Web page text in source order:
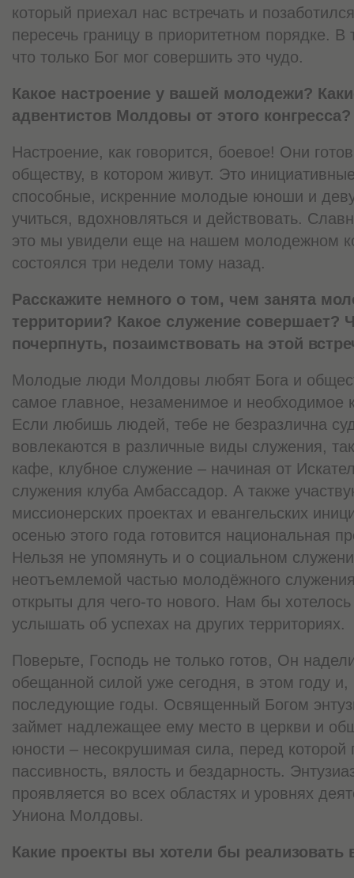
который приехал нас встречать и
пересечь границу в приоритетном порядке.
что только Бог мог совершить это чудо.
Какое настроение у вашей молодежи?
адвентистов Молдовы от этого конгресса?
Настроение, как говорится, боевое! Они
обществу, в котором живут. Это
способные, искренние молодые юноши и
учиться, вдохновляться и действовать.
это мы увидели еще на нашем молодежном
состоялся три недели тому назад.
Расскажите немного о том, чем занята
территории? Какое служение совершает?
почерпнуть, позаимствовать на этой
Молодые люди Молдовы любят Бога и
самое главное, незаменимое и необходимое
Если любишь людей, тебе не безразлична
вовлекаются в различные виды служения,
кафе, клубное служение – начиная от
служения клуба Амбассадор. А также
миссионерских проектах и евангельских
осенью этого года готовится национальная
Нельзя не упомянуть и о социальном
неотъемлемой частью молодёжного
открыты для чего-то нового. Нам бы
услышать об успехах на других территориях.
Поверьте, Господь не только готов, Он
обещанной силой уже сегодня, в этом году
последующие годы. Освященный Богом
займет надлежащее ему место в церкви и
юности – несокрушимая сила, перед которой
пассивность, вялость и бездарность.
проявляется во всех областях и уровнях
Униона Молдовы.
Какие проекты вы хотели бы